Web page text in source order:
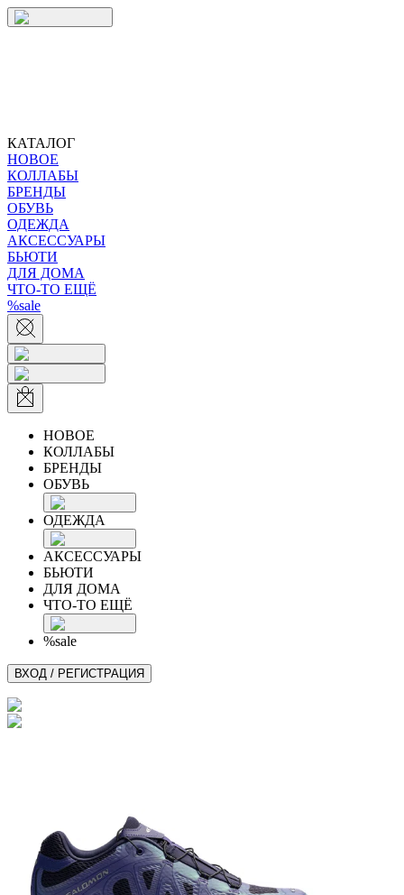
КАТАЛОГ
НОВОЕ
КОЛЛАБЫ
БРЕНДЫ
ОБУВЬ
ОДЕЖДА
АКСЕССУАРЫ
БЬЮТИ
ДЛЯ ДОМА
ЧТО-ТО ЕЩЁ
%sale
НОВОЕ
КОЛЛАБЫ
БРЕНДЫ
ОБУВЬ
ОДЕЖДА
АКСЕССУАРЫ
БЬЮТИ
ДЛЯ ДОМА
ЧТО-ТО ЕЩЁ
%sale
ВХОД / РЕГИСТРАЦИЯ